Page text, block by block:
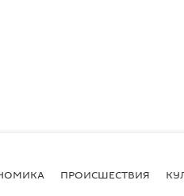
ПРОИСШЕСТВИЯ